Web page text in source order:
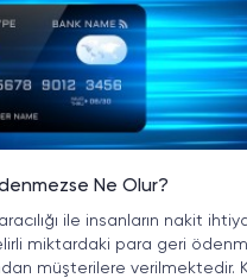
Ne Olur?
ile insanların nakit
miktardaki para geri
müşterilere verilmektedir.